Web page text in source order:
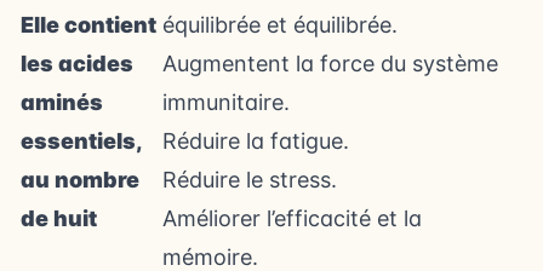
Elle contient
les acides
aminés
essentiels,
au nombre
de huit
équilibrée et équilibrée.
Augmentent la force du système
immunitaire.
Réduire la fatigue.
Réduire le stress.
Améliorer l’efficacité et la
mémoire.